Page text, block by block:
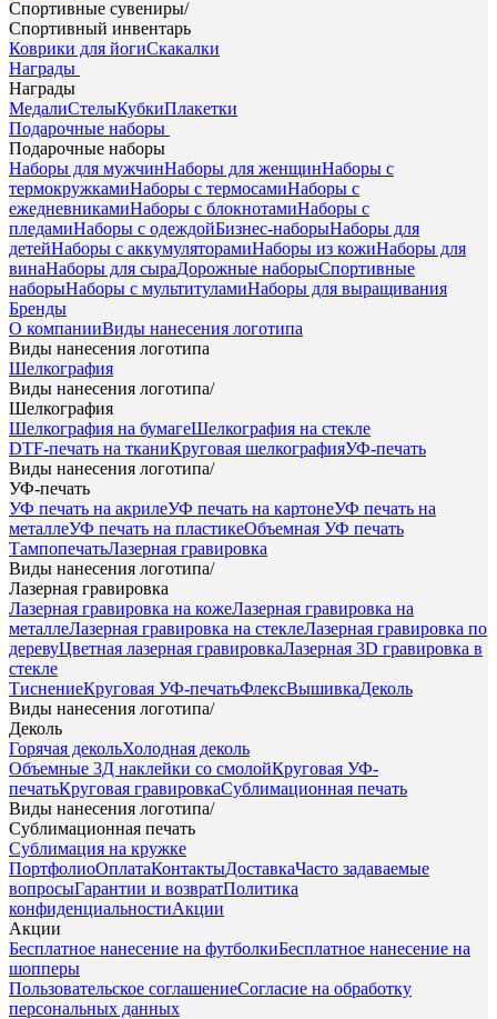
Спортивные сувениры/
Спортивный инвентарь
Коврики для йогиСкакалки
Награды
Награды
МедалиСтелыКубкиПлакетки
Подарочные наборы
Подарочные наборы
Наборы для мужчинНаборы для женщинНаборы с
термокружкамиНаборы с термосамиНаборы с
ежедневникамиНаборы с блокнотамиНаборы с
пледамиНаборы с одеждойБизнес-наборыНаборы для
детейНаборы с аккумуляторамиНаборы из кожиНаборы для
винаНаборы для сыраДорожные наборыСпортивные
наборыНаборы с мультитуламиНаборы для выращивания
Бренды
О компанииВиды нанесения логотипа
Виды нанесения логотипа
Шелкография
Виды нанесения логотипа/
Шелкография
Шелкография на бумагеШелкография на стекле
DTF-печать на тканиКруговая шелкографияУФ-печать
Виды нанесения логотипа/
УФ-печать
УФ печать на акрилеУФ печать на картонеУФ печать на
металлеУФ печать на пластикеОбъемная УФ печать
ТампопечатьЛазерная гравировка
Виды нанесения логотипа/
Лазерная гравировка
Лазерная гравировка на кожеЛазерная гравировка на
металлеЛазерная гравировка на стеклеЛазерная гравировка по
деревуЦветная лазерная гравировкаЛазерная 3D гравировка в
стекле
ТиснениеКруговая УФ-печатьФлексВышивкаДеколь
Виды нанесения логотипа/
Деколь
Горячая декольХолодная деколь
Объемные 3Д наклейки со смолойКруговая УФ-
печатьКруговая гравировкаСублимационная печать
Виды нанесения логотипа/
Сублимационная печать
Сублимация на кружке
ПортфолиоОплатаКонтактыДоставкаЧасто задаваемые
вопросыГарантии и возвратПолитика
конфиденциальностиАкции
Акции
Бесплатное нанесение на футболкиБесплатное нанесение на
шопперы
Пользовательское соглашениеСогласие на обработку
персональных данных